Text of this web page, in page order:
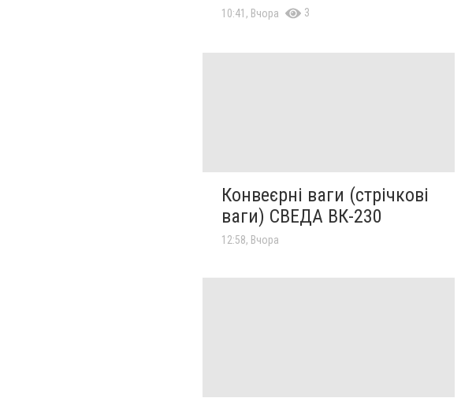
10:41, Вчора 3
Конвеєрні ваги (стрічкові
ваги) СВЕДА ВК-230
12:58, Вчора